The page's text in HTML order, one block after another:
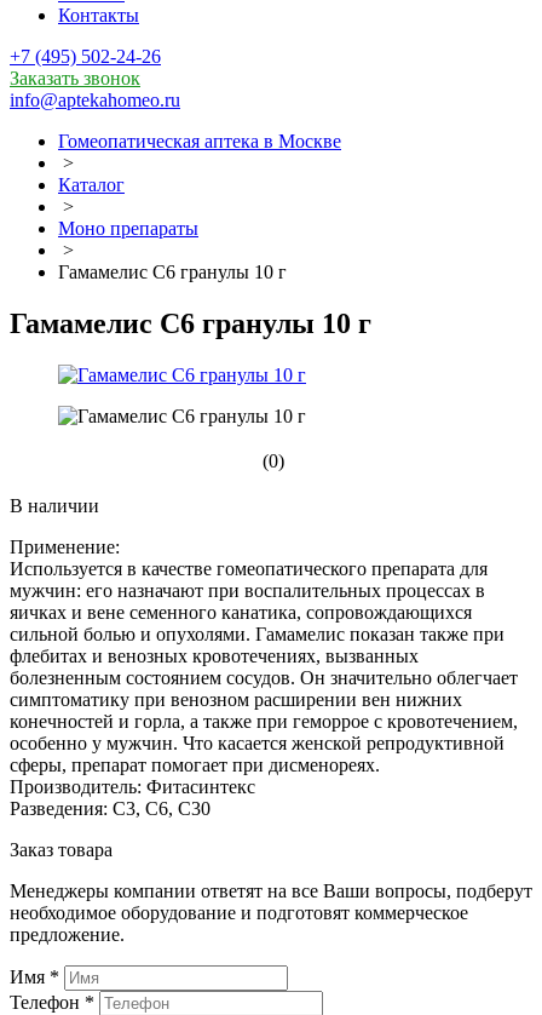
Контакты
+7 (495) 502-24-26
Заказать звонок
info@aptekahomeo.ru
Гомеопатическая аптека в Москве
>
Каталог
>
Моно препараты
>
Гамамелис С6 гранулы 10 г
Гамамелис С6 гранулы 10 г
(0)
В наличии
Применение:
Используется в качестве гомеопатического препарата для
мужчин: его назначают при воспалительных процессах в
яичках и вене семенного канатика, сопровождающихся
сильной болью и опухолями. Гамамелис показан также при
флебитах и венозных кровотечениях, вызванных
болезненным состоянием сосудов. Он значительно облегчает
симптоматику при венозном расширении вен нижних
конечностей и горла, а также при геморрое с кровотечением,
особенно у мужчин. Что касается женской репродуктивной
сферы, препарат помогает при дисменореях.
Производитель: Фитасинтекс
Разведения: С3, С6, С30
Заказ товара
Менеджеры компании ответят на все Ваши вопросы, подберут
необходимое оборудование и подготовят коммерческое
предложение.
Имя *
Телефон *